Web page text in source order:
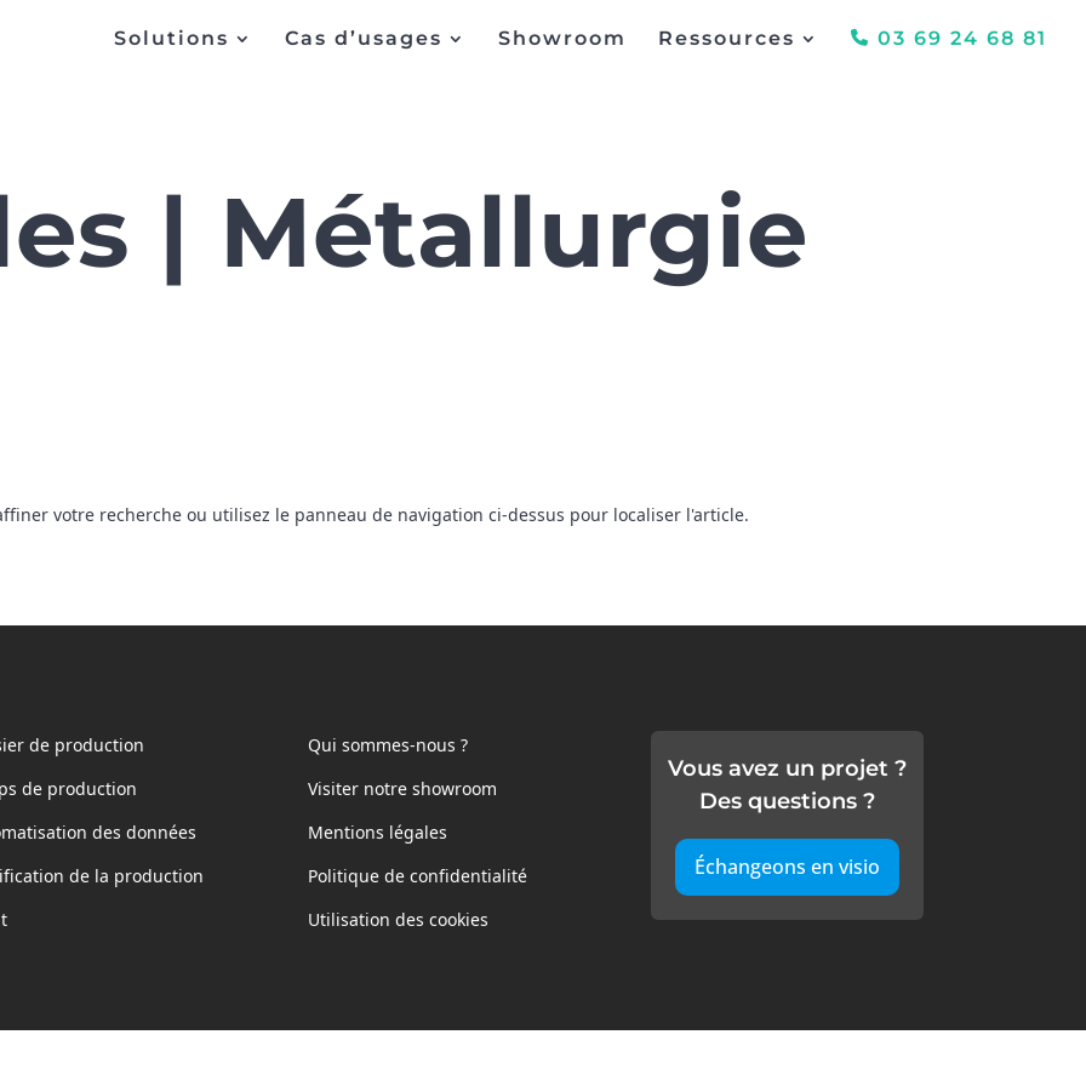
Solutions Cas d’usages Showroom Ressources 03 69 24 68 81
| Métallurgie
votre recherche ou utilisez le panneau de navigation ci-dessus pour localiser l'article.
de production
de production
des données
de la production
Qui sommes-nous ?
Visiter notre showroom
Mentions légales
Politique de confidentialité
Utilisation des cookies
Vous avez un projet ?
Des questions ?
Échangeons en visio